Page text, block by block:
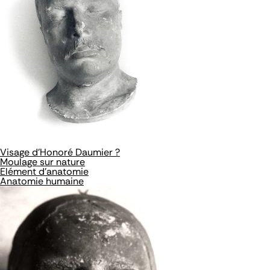
Visage d'Honoré Daumier ?
Moulage sur nature
Elément d'anatomie
Anatomie humaine